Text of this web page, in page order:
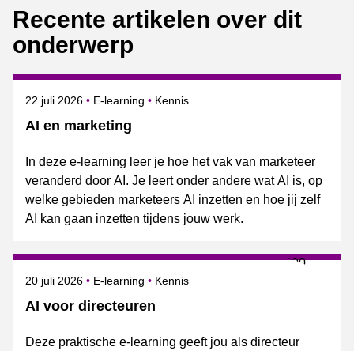
Recente artikelen over dit
onderwerp
AI en marketing
Gepubliceerd op
22 juli 2026 E-learning Onderwerpen
Kennis
In deze e-learning leer je hoe het vak van marketeer
veranderd door AI. Je leert onder andere wat AI is, op
welke gebieden marketeers AI inzetten en hoe jij zelf
AI kan gaan inzetten tijdens jouw werk.
AI voor directeuren
Gepubliceerd op
20 juli 2026 E-learning Onderwerpen
Kennis
Deze praktische e-learning geeft jou als directeur